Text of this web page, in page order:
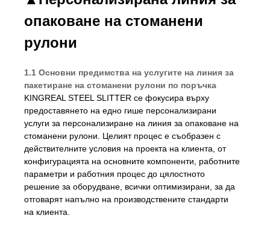
опаковане на стоманени
рулони
1.1 Основни предимства на услугите на линия за
пакетиране на стоманени рулони по поръчка
KINGREAL STEEL SLITTER се фокусира върху
предоставянето на едно гише персонализирани
услуги за персонализиране на линия за опаковане на
стоманени рулони. Целият процес е съобразен с
действителните условия на проекта на клиента, от
конфигурацията на основните компоненти, работните
параметри и работния процес до цялостното
решение за оборудване, всички оптимизирани, за да
отговарят напълно на производствените стандарти
на клиента.